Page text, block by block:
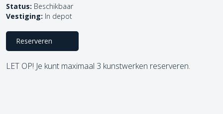
Status: Beschikbaar
Vestiging: In depot
Reserveren
LET OP! Je kunt maximaal 3 kunstwerken reserveren.